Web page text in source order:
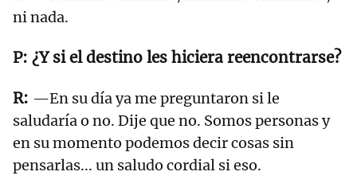
ni nada.
¿Y si el destino les hiciera reencontrarse?
—En su día ya me preguntaron si le
saludaría o no. Dije que no. Somos personas y
en su momento podemos decir cosas sin
pensarlas... un saludo cordial si eso.